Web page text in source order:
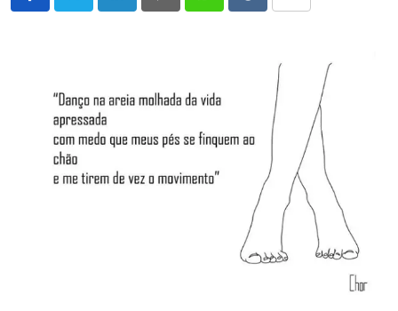
LinkedIn PinterestWhatsappRedditShare